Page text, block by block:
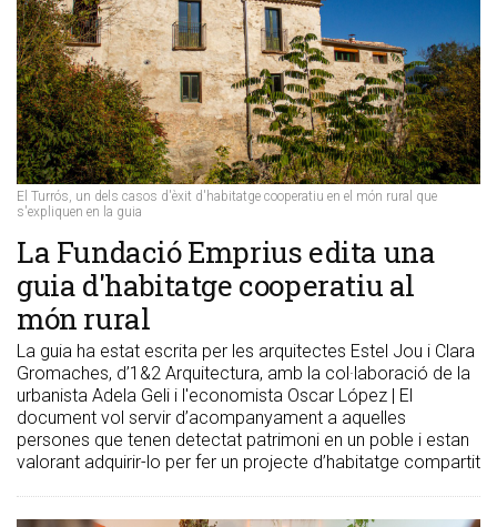
El Turrós, un dels casos d'èxit d'habitatge cooperatiu en el món rural que
s'expliquen en la guia
La Fundació Emprius edita una
guia d'habitatge cooperatiu al
món rural
La guia ha estat escrita per les arquitectes Estel Jou i Clara
Gromaches, d’1&2 Arquitectura, amb la col·laboració de la
urbanista Adela Geli i l'economista Oscar López | El
document vol servir d’acompanyament a aquelles
persones que tenen detectat patrimoni en un poble i estan
valorant adquirir-lo per fer un projecte d’habitatge compartit